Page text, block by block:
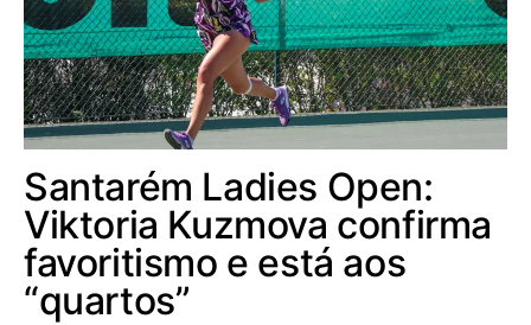
Santarém Ladies Open:
Viktoria Kuzmova confirma
favoritismo e está aos
“quartos”